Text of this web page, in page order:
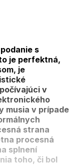
s
je perfektná,
je
v
musia v prípade
strana
procesná
splnení
toho, či bol